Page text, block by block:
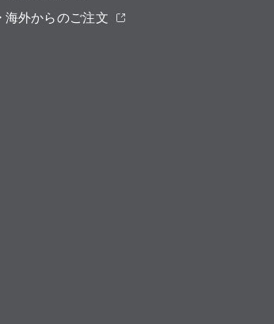
海外からのご注文